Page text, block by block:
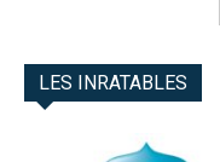
LES INRATABLES